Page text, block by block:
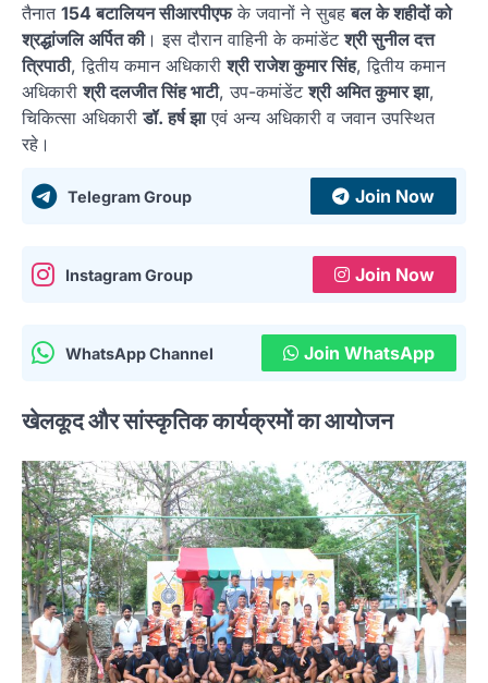
तैनात 154 बटालियन सीआरपीएफके जवानों ने सुबहबल के शहीदों को
श्रद्धांजलि अर्पित की। इस दौरान वाहिनी के कमांडेंटश्री सुनील दत्त
त्रिपाठी, द्वितीय कमान अधिकारीश्री राजेश कुमार सिंह, द्वितीय कमान
अधिकारीश्री दलजीत सिंह भाटी, उप-कमांडेंटश्री अमित कुमार झा,
चिकित्सा अधिकारीडॉ. हर्ष झाएवं अन्य अधिकारी व जवान उपस्थित
रहे।
Telegram Group Join Now
Instagram Group Join Now
WhatsApp Channel Join WhatsApp
खेलकूद और सांस्कृतिक कार्यक्रमों का आयोजन